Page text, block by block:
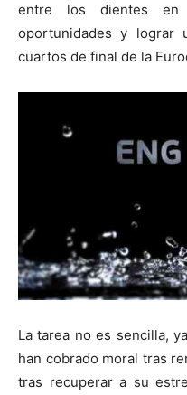
entre los dientes en
oportunidades y lograr
cuartos de final de la
La tarea no es sencilla,
han cobrado moral tras
tras recuperar a su